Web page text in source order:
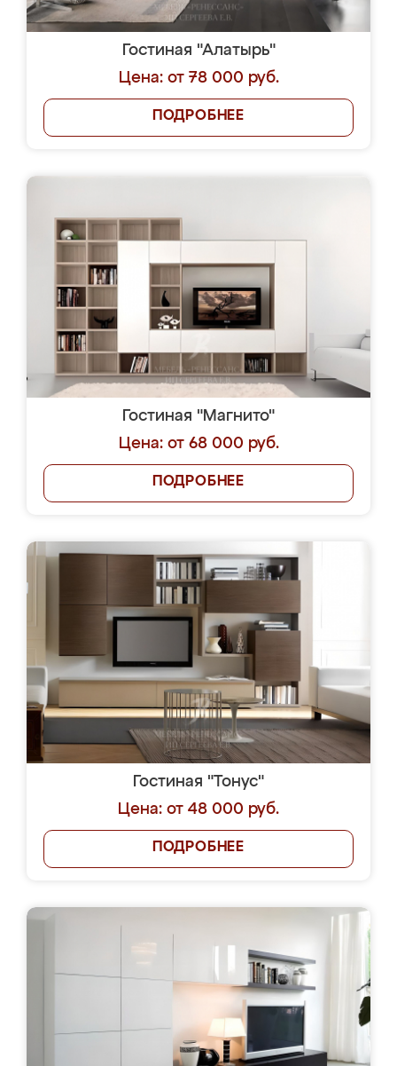
Гостиная "Алатырь"
Цена: от 78 000 руб.
ПОДРОБНЕЕ
Гостиная "Магнито"
Цена: от 68 000 руб.
ПОДРОБНЕЕ
Гостиная "Тонус"
Цена: от 48 000 руб.
ПОДРОБНЕЕ